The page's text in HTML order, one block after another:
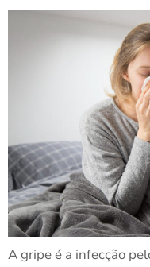
A gripe é a infecção